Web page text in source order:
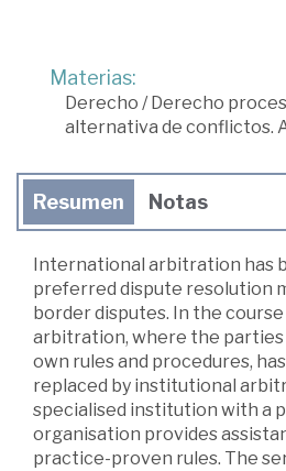
Materias:
Derecho / Derecho
alternativa de conflictos.
Resumen Notas
International arbitration has
preferred dispute resolution
border disputes. In the
arbitration, where the
own rules and procedures,
replaced by institutional
specialised institution with a
organisation provides
practice-proven rules. The